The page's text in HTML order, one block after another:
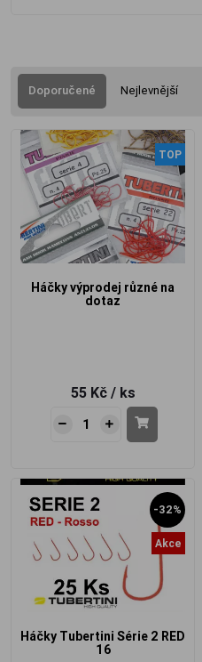
Doporučené Nejlevnější
TOP
Háčky výprodej různé na
dotaz
55 Kč / ks
-32%
Akce
Háčky Tubertini Série 2 RED
16